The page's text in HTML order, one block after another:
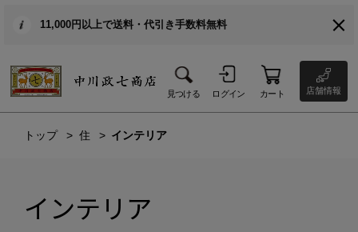
11,000円以上で送料・代引き手数料無料
見つける ログイン カート 店舗情報
トップ 住 インテリア
インテリア